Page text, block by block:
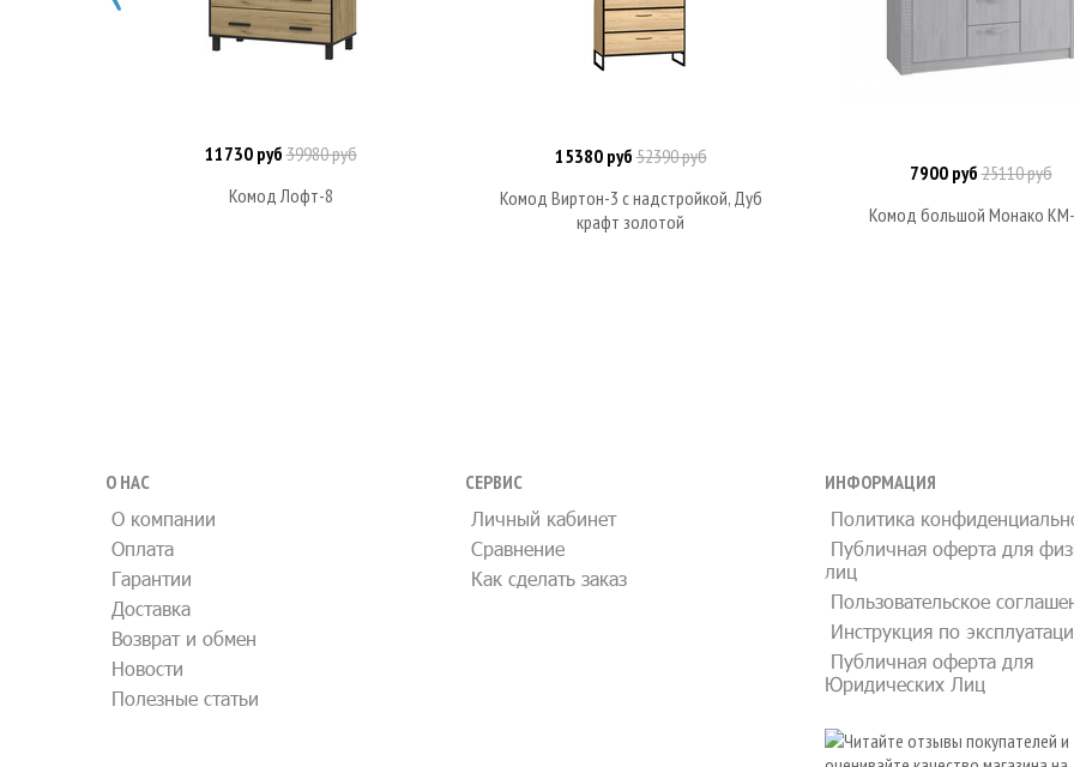
В корзину
11730 руб39980 руб
Комод Лофт-8
В корзину
15380 руб52390 руб
Комод Виртон-3 с надстройкой, Дуб
крафт золотой
В корзину
7900 руб25110 руб
Комод большой Монако
О НАС
О компании
Оплата
Гарантии
Доставка
Возврат и обмен
Новости
Полезные статьи
СЕРВИС
Личный кабинет
Сравнение
Как сделать заказ
ИНФОРМАЦИЯ
Политика
Публичная оферта для
лиц
Пользовательское
Инструкция по
Публичная оферта для
Юридических Лиц